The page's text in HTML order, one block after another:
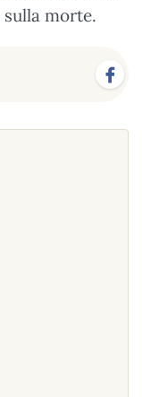
morte.